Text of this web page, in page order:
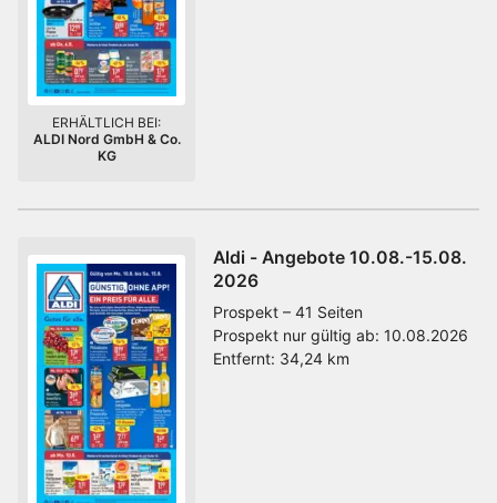
ERHÄLTLICH BEI:
ALDI Nord GmbH & Co.
KG
Aldi - Angebote 10.08.-15.08.
2026
Prospekt – 41 Seiten
Prospekt nur gültig ab: 10.08.2026
Entfernt: 34,24 km